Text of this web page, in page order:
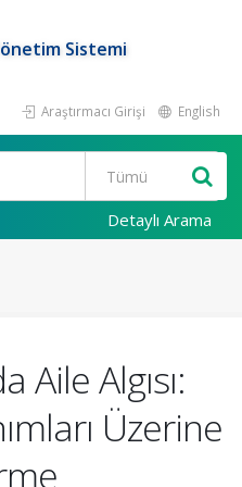
Sistemi
Araştırmacı Girişi English
Detaylı Arama
Aile Algısı:
Üzerine